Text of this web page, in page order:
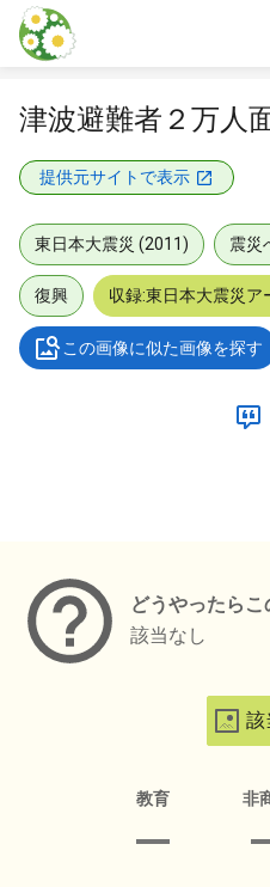
本文に飛ぶ
津波避難者２万人
提供元サイトで表示
東日本大震災 (2011) 震災
復興 収録:東日本大震災ア
この画像に似た画像を探す
どうやったらこ
該当なし
該
教育 非